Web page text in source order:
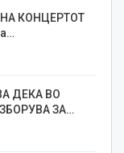
КОНЦЕРТОТ
ДЕКА ВО
ЗА…